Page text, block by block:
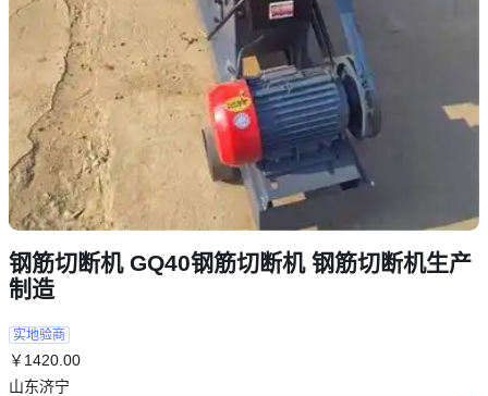
钢筋切断机 GQ40钢筋切断机 钢筋切断机生产
制造
实地验商
￥ 1420 .00
山东济宁